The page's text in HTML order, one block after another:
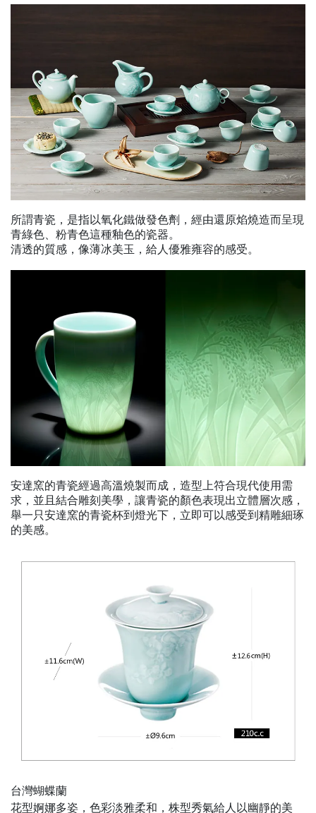
所謂青瓷，是指以氧化鐵做發色劑，經由還原焰燒造而呈現
青綠色、粉青色這種釉色的瓷器。
清透的質感，像薄冰美玉，給人優雅雍容的感受。
安達窯的青瓷經過高溫燒製而成，造型上符合現代使用需
求，並且結合雕刻美學，讓青瓷的顏色表現出立體層次感，
舉一只安達窯的青瓷杯到燈光下， 立即可以感受到精雕細琢
的美感。
台灣蝴蝶蘭
花型婀娜多姿，色彩淡雅柔和，株型秀氣給人以幽靜的美